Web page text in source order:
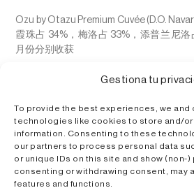
Gestiona tu
To provide the best experiences, we and
technologies like cookies to store and/
information. Consenting to these
our partners to process personal data
or unique IDs on this site and show (non-
consenting or withdrawing consent, may
features and functions.
Ozu by Otazu Premium Cuvée (D.O.
霞珠占 34%，梅洛占 33%，添普兰尼洛
月份分别收获
红葡萄酒 34% 赤霞珠、33%
在不同森林的法国橡木桶中陈
宝石红色
闻起来有红色水果和野生浆果